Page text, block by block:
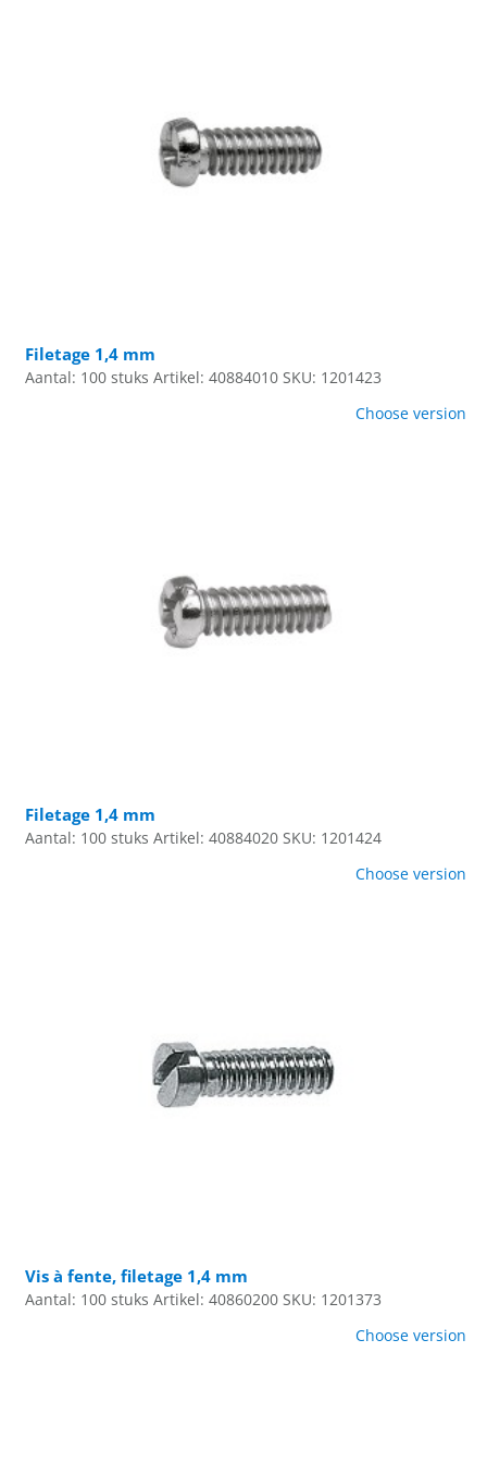
Filetage 1,4 mm
Aantal: 100 stuks Artikel: 40884010 SKU: 1201423
Choose version
Filetage 1,4 mm
Aantal: 100 stuks Artikel: 40884020 SKU: 1201424
Choose version
Vis à fente, filetage 1,4 mm
Aantal: 100 stuks Artikel: 40860200 SKU: 1201373
Choose version